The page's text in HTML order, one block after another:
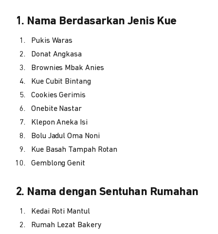
1. Nama Berdasarkan Jenis Kue
Pukis Waras
Donat Angkasa
Brownies Mbak Anies
Kue Cubit Bintang
Cookies Gerimis
Onebite Nastar
Klepon Aneka Isi
Bolu Jadul Oma Noni
Kue Basah Tampah Rotan
Gemblong Genit
2. Nama dengan Sentuhan Rumahan
Kedai Roti Mantul
Rumah Lezat Bakery